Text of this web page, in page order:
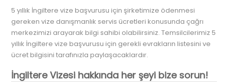
5 yıllık İngiltere vize başvurusu için şirketimize ödenmesi
gereken vize danışmanlık servis ücretleri konusunda çağrı
merkezimizi arayarak bilgi sahibi olabilirsiniz. Temsilcilerimiz 5
yıllık İngiltere vize başvurusu için gerekli evrakların listesini ve
ücret bilgisini tarafınızla paylaşacaklardır.
İngiltere Vizesi hakkında her şeyi bize sorun!